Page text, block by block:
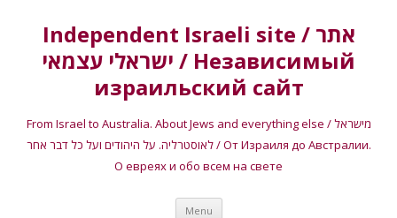
Independent Israeli site / אתר
ישראלי עצמאי / Независимый
израильский сайт
From Israel to Australia. About Jews and everything else / מישראל
לאוסטרליה. על היהודים ועל כל דבר אחר / От Израиля до Австралии.
О евреях и обо всем на свете
Menu Skip